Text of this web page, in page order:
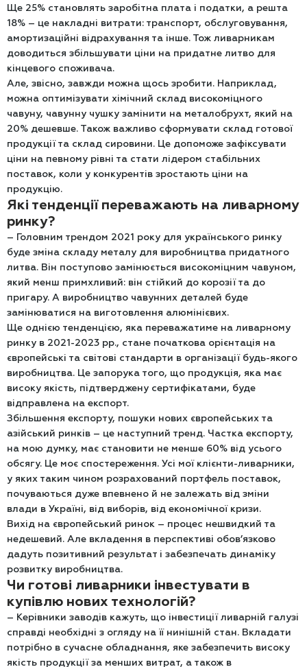
Ще 25% становлять заробітна плата і податки, а решта
18% – це накладні витрати: транспорт, обслуговування,
амортизаційні відрахування та інше. Тож ливарникам
доводиться збільшувати ціни на придатне литво для
кінцевого споживача.
Але, звісно, завжди можна щось зробити. Наприклад,
можна оптимізувати хімічний склад високоміцного
чавуну, чавунну чушку замінити на металобрухт, який на
20% дешевше. Також важливо сформувати склад готової
продукції та склад сировини. Це допоможе зафіксувати
ціни на певному рівні та стати лідером стабільних
поставок, коли у конкурентів зростають ціни на
продукцію.
Які тенденції переважають на ливарному
ринку?
– Головним трендом 2021 року для українського ринку
буде зміна складу металу для виробництва придатного
литва. Він поступово замінюється високоміцним чавуном,
який менш примхливий: він стійкий до корозії та до
пригару. А виробництво чавунних деталей буде
замінюватися на виготовлення алюмінієвих.
Ще однією тенденцією, яка переважатиме на ливарному
ринку в 2021-2023 рр., стане початкова орієнтація на
європейські та світові стандарти в організації будь-якого
виробництва. Це запорука того, що продукція, яка має
високу якість, підтверджену сертифікатами, буде
відправлена на експорт.
Збільшення експорту, пошуки нових європейських та
азійський ринків – це наступний тренд. Частка експорту,
на мою думку, має становити не менше 60% від усього
обсягу. Це моє спостереження. Усі мої клієнти-ливарники,
у яких таким чином розрахований портфель поставок,
почуваються дуже впевнено й не залежать від зміни
влади в Україні, від виборів, від економічної кризи.
Вихід на європейський ринок – процес нешвидкий та
недешевий. Але вкладення в перспективі обов’язково
дадуть позитивний результат і забезпечать динаміку
розвитку виробництва.
Чи готові ливарники інвестувати в
купівлю нових технологій?
– Керівники заводів кажуть, що інвестиції ливарній галузі
справді необхідні з огляду на її нинішній стан. Вкладати
потрібно в сучасне обладнання, яке забезпечить високу
якість продукції за менших витрат, а також в